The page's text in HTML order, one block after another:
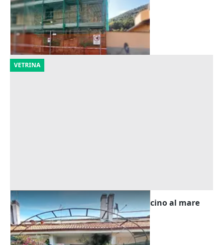
Bussi sul Tirino (Pescara)
14.906 €
11/09/2026
VETRINA
Asta Casa in complesso a schiera vicino al mare
Ardea (Roma)
Offerta minima
100.000 €